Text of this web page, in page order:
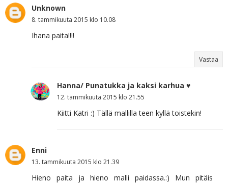
Unknown
8. tammikuuta 2015 klo 10.08
Ihana paita!!!!
Vastaa
Hanna/ Punatukka ja kaksi karhua ♥
12. tammikuuta 2015 klo 21.55
Kiitti Katri :) Tällä mallilla teen kyllä toistekin!
Enni
13. tammikuuta 2015 klo 21.39
Hieno paita ja hieno malli paidassa.:) Mun pitäis